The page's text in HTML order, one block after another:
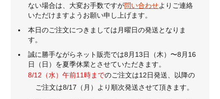
ない場合は、大変お手数ですが問い合わせよりご連絡
いただけますようお願い申し上げます。
本日のご注文につきましては月曜日の発送となりま
す。
誠に勝手ながらネット販売では8月13日（木）〜8月16
日（日）を夏季休業とさせていただきます。
8/12（水）午前11時までのご注文は12日発送、以降の
ご注文は8/17（月）より順次発送させて頂きます。